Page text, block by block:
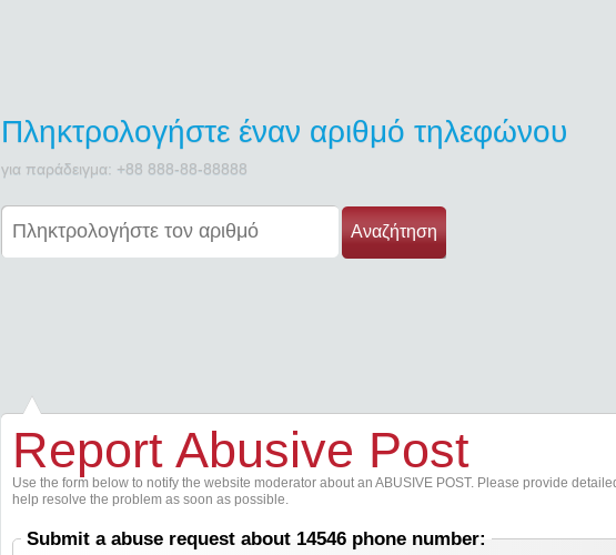
Πληκτρολογήστε έναν αριθμό τηλεφώνου
για παράδειγμα: +88 888-88-88888
Αναζήτηση
Report Abusive Post
Use the form below to notify the website moderator about an ABUSIVE POST. Please provide
help resolve the problem as soon as possible.
Submit a abuse request about 14546 phone number: